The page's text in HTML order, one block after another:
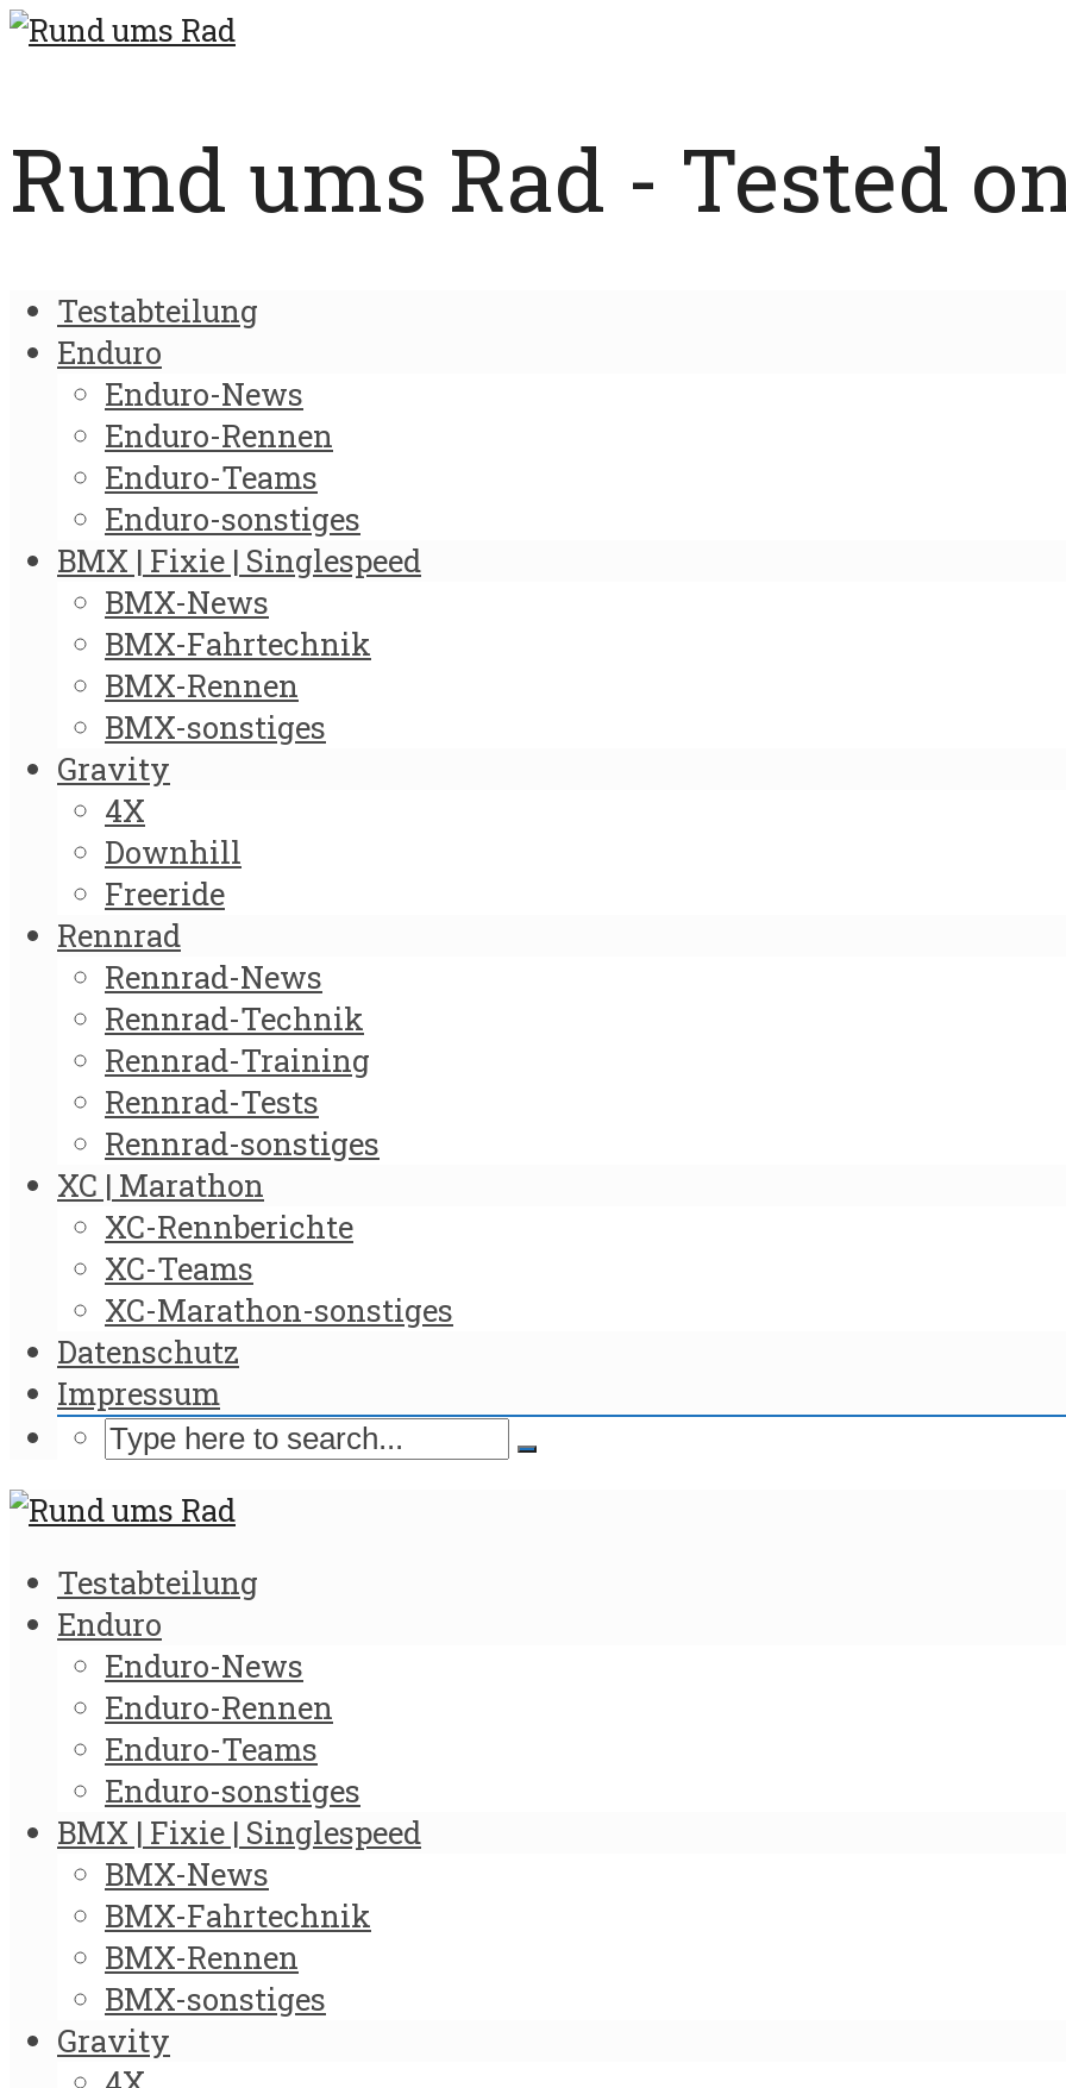
Rund ums Rad - Tested
Testabteilung
Enduro
Enduro-News
Enduro-Rennen
Enduro-Teams
Enduro-sonstiges
BMX | Fixie | Singlespeed
BMX-News
BMX-Fahrtechnik
BMX-Rennen
BMX-sonstiges
Gravity
4X
Downhill
Freeride
Rennrad
Rennrad-News
Rennrad-Technik
Rennrad-Training
Rennrad-Tests
Rennrad-sonstiges
XC | Marathon
XC-Rennberichte
XC-Teams
XC-Marathon-sonstiges
Datenschutz
Impressum
Testabteilung
Enduro
Enduro-News
Enduro-Rennen
Enduro-Teams
Enduro-sonstiges
BMX | Fixie | Singlespeed
BMX-News
BMX-Fahrtechnik
BMX-Rennen
BMX-sonstiges
Gravity